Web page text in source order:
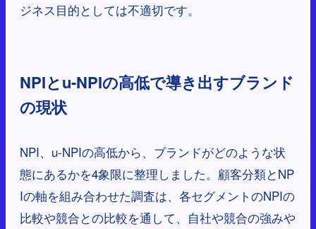
ジネス目的としては不適切です。
NPIとu-NPIの高低で導き出すブランド
の現状
NPI、u-NPIの高低から、ブランドがどのような状
態にあるかを4象限に整理しました。顧客分類とNP
Iの軸を組み合わせた調査は、各セグメントのNPIの
比較や競合との比較を通して、自社や競合の強みや